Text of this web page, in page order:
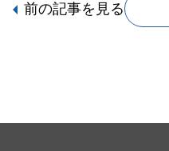
前の記事を見る